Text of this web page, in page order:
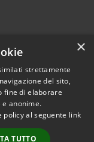
© 2026 • Comune di
• Accesso
×
strettamente
del sito,
fine di elaborare
anonime.
al seguente link
TUTTO